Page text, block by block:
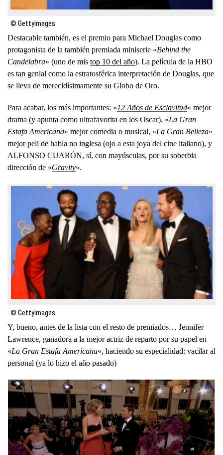
© GettyImages
Destacable también, es el premio para Michael Douglas como
protagonista de la también premiada miniserie «Behind the
Candelabra» (uno de mis top 10 del año). La película de la HBO
es tan genial como la estratosférica interpretación de Douglas, que
se lleva de merecidísimamente su Globo de Oro.
Para acabar, los más importantes: «12 Años de Esclavitud» mejor
drama (y apunta como ultrafavorita en los Oscar), «La Gran
Estafa Americana» mejor comedia o musical, «La Gran Belleza»
mejor peli de habla no inglesa (ojo a esta joya del cine italiano), y
ALFONSO CUARÓN, sí, con mayúsculas, por su soberbia
dirección de «Gravity«.
© GettyImages
Y, bueno, antes de la lista con el resto de premiados… Jennifer
Lawrence, ganadora a la mejor actriz de reparto por su papel en
«La Gran Estafa Americana«, haciendo su especialidad: vacilar al
personal (ya lo hizo el año pasado)